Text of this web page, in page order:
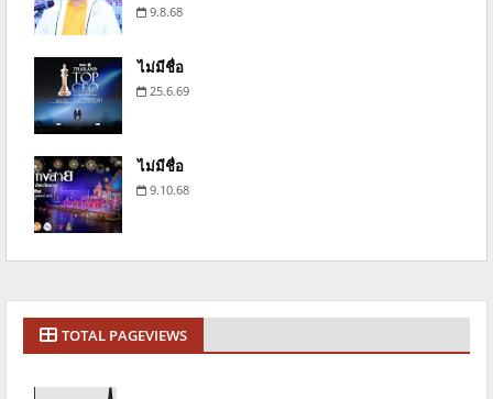
9.8.68
ไม่มีชื่อ
25.6.69
ไม่มีชื่อ
9.10.68
TOTAL PAGEVIEWS